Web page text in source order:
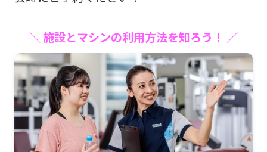
＼ 施設とマシンの利用方法を知ろう！ ／
accurate
translation.
The
translation
may
differ
from